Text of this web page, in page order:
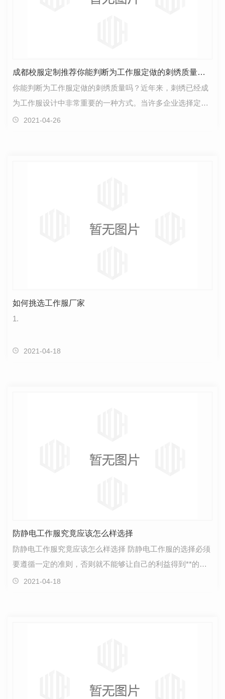
成都校服定制推荐你能判断为工作服定做的刺绣质量吗？
你能判断为工作服定做的刺绣质量吗？近年来，刺绣已经成
为工作服设计中非常重要的一种方式。当许多企业选择定做
工作服时，他们会想通过刺绣在工作服上印上公司标志…
2021-04-26
如何挑选工作服厂家
1.
2021-04-18
防静电工作服究竟应该怎么样选择
防静电工作服究竟应该怎么样选择 防静电工作服的选择必须
要遵循一定的准则，否则就不能够让自己的利益得到**的维
护。这里我给大家简单的说几点要求，希望能够让…
2021-04-18